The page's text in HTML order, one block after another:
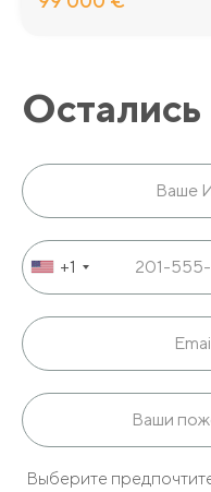
+1
Выберите